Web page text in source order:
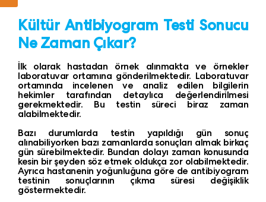
Kültür Antibiyogram Testi Sonucu
Ne Zaman Çıkar?
İlk olarak hastadan örnek alınmakta ve örnekler
laboratuvar ortamına gönderilmektedir. Laboratuvar
ortamında incelenen ve analiz edilen bilgilerin
hekimler tarafından detaylıca değerlendirilmesi
gerekmektedir. Bu testin süreci biraz zaman
alabilmektedir.
Bazı durumlarda testin yapıldığı gün sonuç
alınabiliyorken bazı zamanlarda sonuçları almak birkaç
gün sürebilmektedir. Bundan dolayı zaman konusunda
kesin bir şeyden söz etmek oldukça zor olabilmektedir.
Ayrıca hastanenin yoğunluğuna göre de antibiyogram
testinin sonuçlarının çıkma süresi değişiklik
göstermektedir.